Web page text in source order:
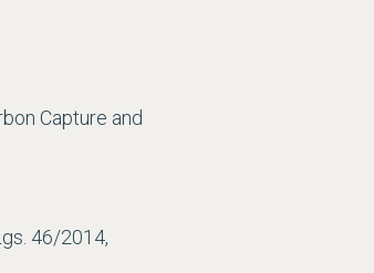
Capture and
46/2014,